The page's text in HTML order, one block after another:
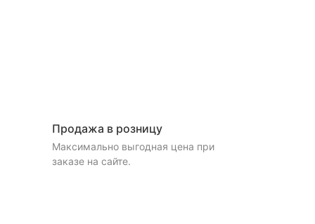
Продажа в розницу
Максимально выгодная цена при
заказе на сайте.